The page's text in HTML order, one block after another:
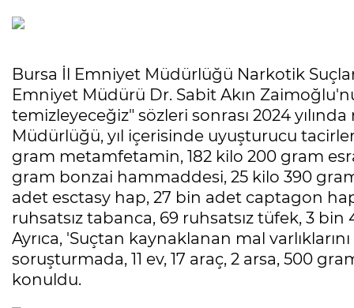
Bursa İl Emniyet Müdürlüğü Narkotik
Emniyet Müdürü Dr. Sabit Akın
temizleyeceğiz" sözleri sonrası 2024
Müdürlüğü, yıl içerisinde uyuşturucu
gram metamfetamin, 182 kilo 200 gram
gram bonzai hammaddesi, 25 kilo 390
adet esctasy hap, 27 bin adet captagon
ruhsatsız tabanca, 69 ruhsatsız tüfek, 3
Ayrıca, 'Suçtan kaynaklanan mal
soruşturmada, 11 ev, 17 araç, 2 arsa, 500
konuldu.